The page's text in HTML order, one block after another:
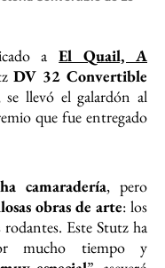
aEl Quail, A
DV 32 Convertible
se llevó el galardón al
que fue entregado
camaradería, pero
obras de arte: los
Este Stutz ha
mucho tiempo y